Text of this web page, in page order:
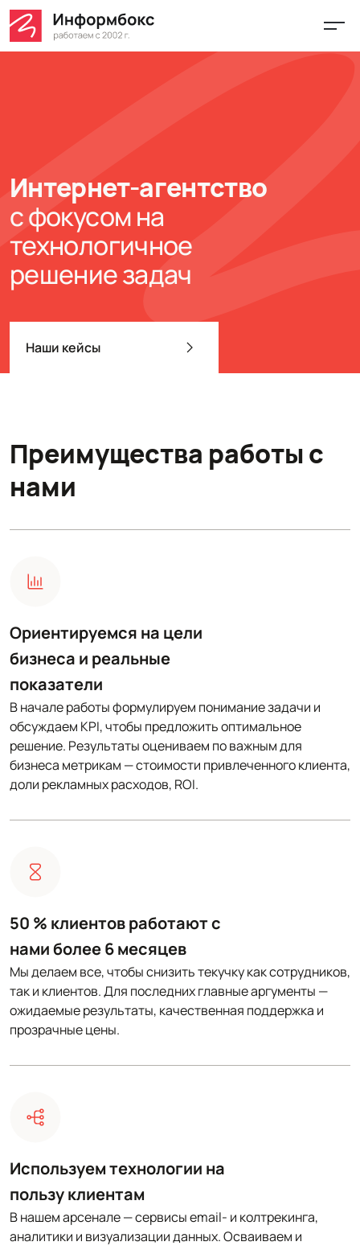
Интернет-агентство
с фокусом на
технологичное
решение задач
Наши кейсы
Преимущества работы с
нами
Ориентируемся на цели
бизнеса и реальные
показатели
В начале работы формулируем понимание задачи и
обсуждаем KPI, чтобы предложить оптимальное
решение. Результаты оцениваем по важным для
бизнеса метрикам — стоимости привлеченного клиента,
доли рекламных расходов, ROI.
50 % клиентов работают с
нами более 6 месяцев
Мы делаем все, чтобы снизить текучку как сотрудников,
так и клиентов. Для последних главные аргументы —
ожидаемые результаты, качественная поддержка и
прозрачные цены.
Используем технологии на
пользу клиентам
В нашем арсенале — сервисы email- и колтрекинга,
аналитики и визуализации данных. Осваиваем и